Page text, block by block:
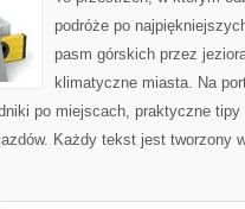
podróże po
pasm górskich przez
klimatyczne miasta. Na
po miejscach, praktyczne
Każdy tekst jest tworzony